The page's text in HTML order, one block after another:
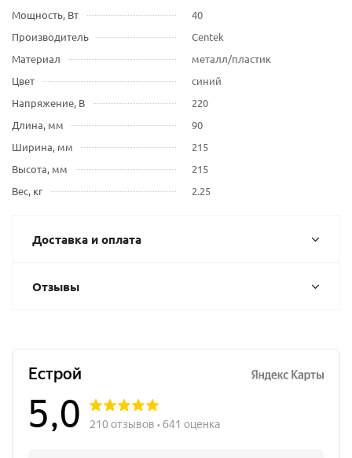
Мощность, Вт
40
Производитель
Centek
Материал
металл/пластик
Цвет
синий
Напряжение, В
220
Длина, мм
90
Ширина, мм
215
Высота, мм
215
Вес, кг
2.25
Доставка и оплата
Отзывы